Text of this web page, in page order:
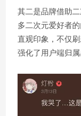
其二是品牌借助
多二次元爱好者
直观印象，不仅
强化了用户端归属